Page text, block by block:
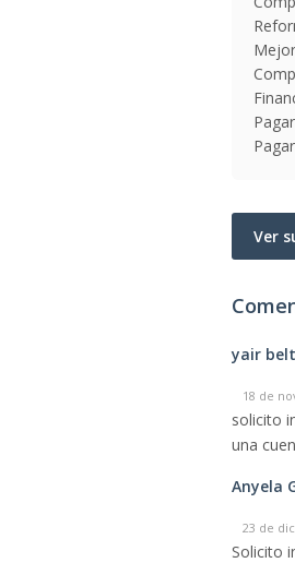
Ver
yair
18 de
solicito
una
Anyela
23 de
Solicito